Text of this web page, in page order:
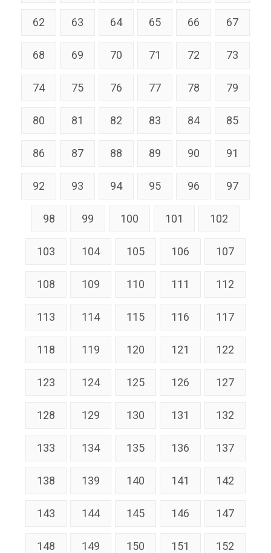
62 63 64 65 66 67
68 69 70 71 72 73
74 75 76 77 78 79
80 81 82 83 84 85
86 87 88 89 90 91
92 93 94 95 96 97
98 99 100 101 102
103 104 105 106 107
108 109 110 111 112
113 114 115 116 117
118 119 120 121 122
123 124 125 126 127
128 129 130 131 132
133 134 135 136 137
138 139 140 141 142
143 144 145 146 147
148 149 150 151 152